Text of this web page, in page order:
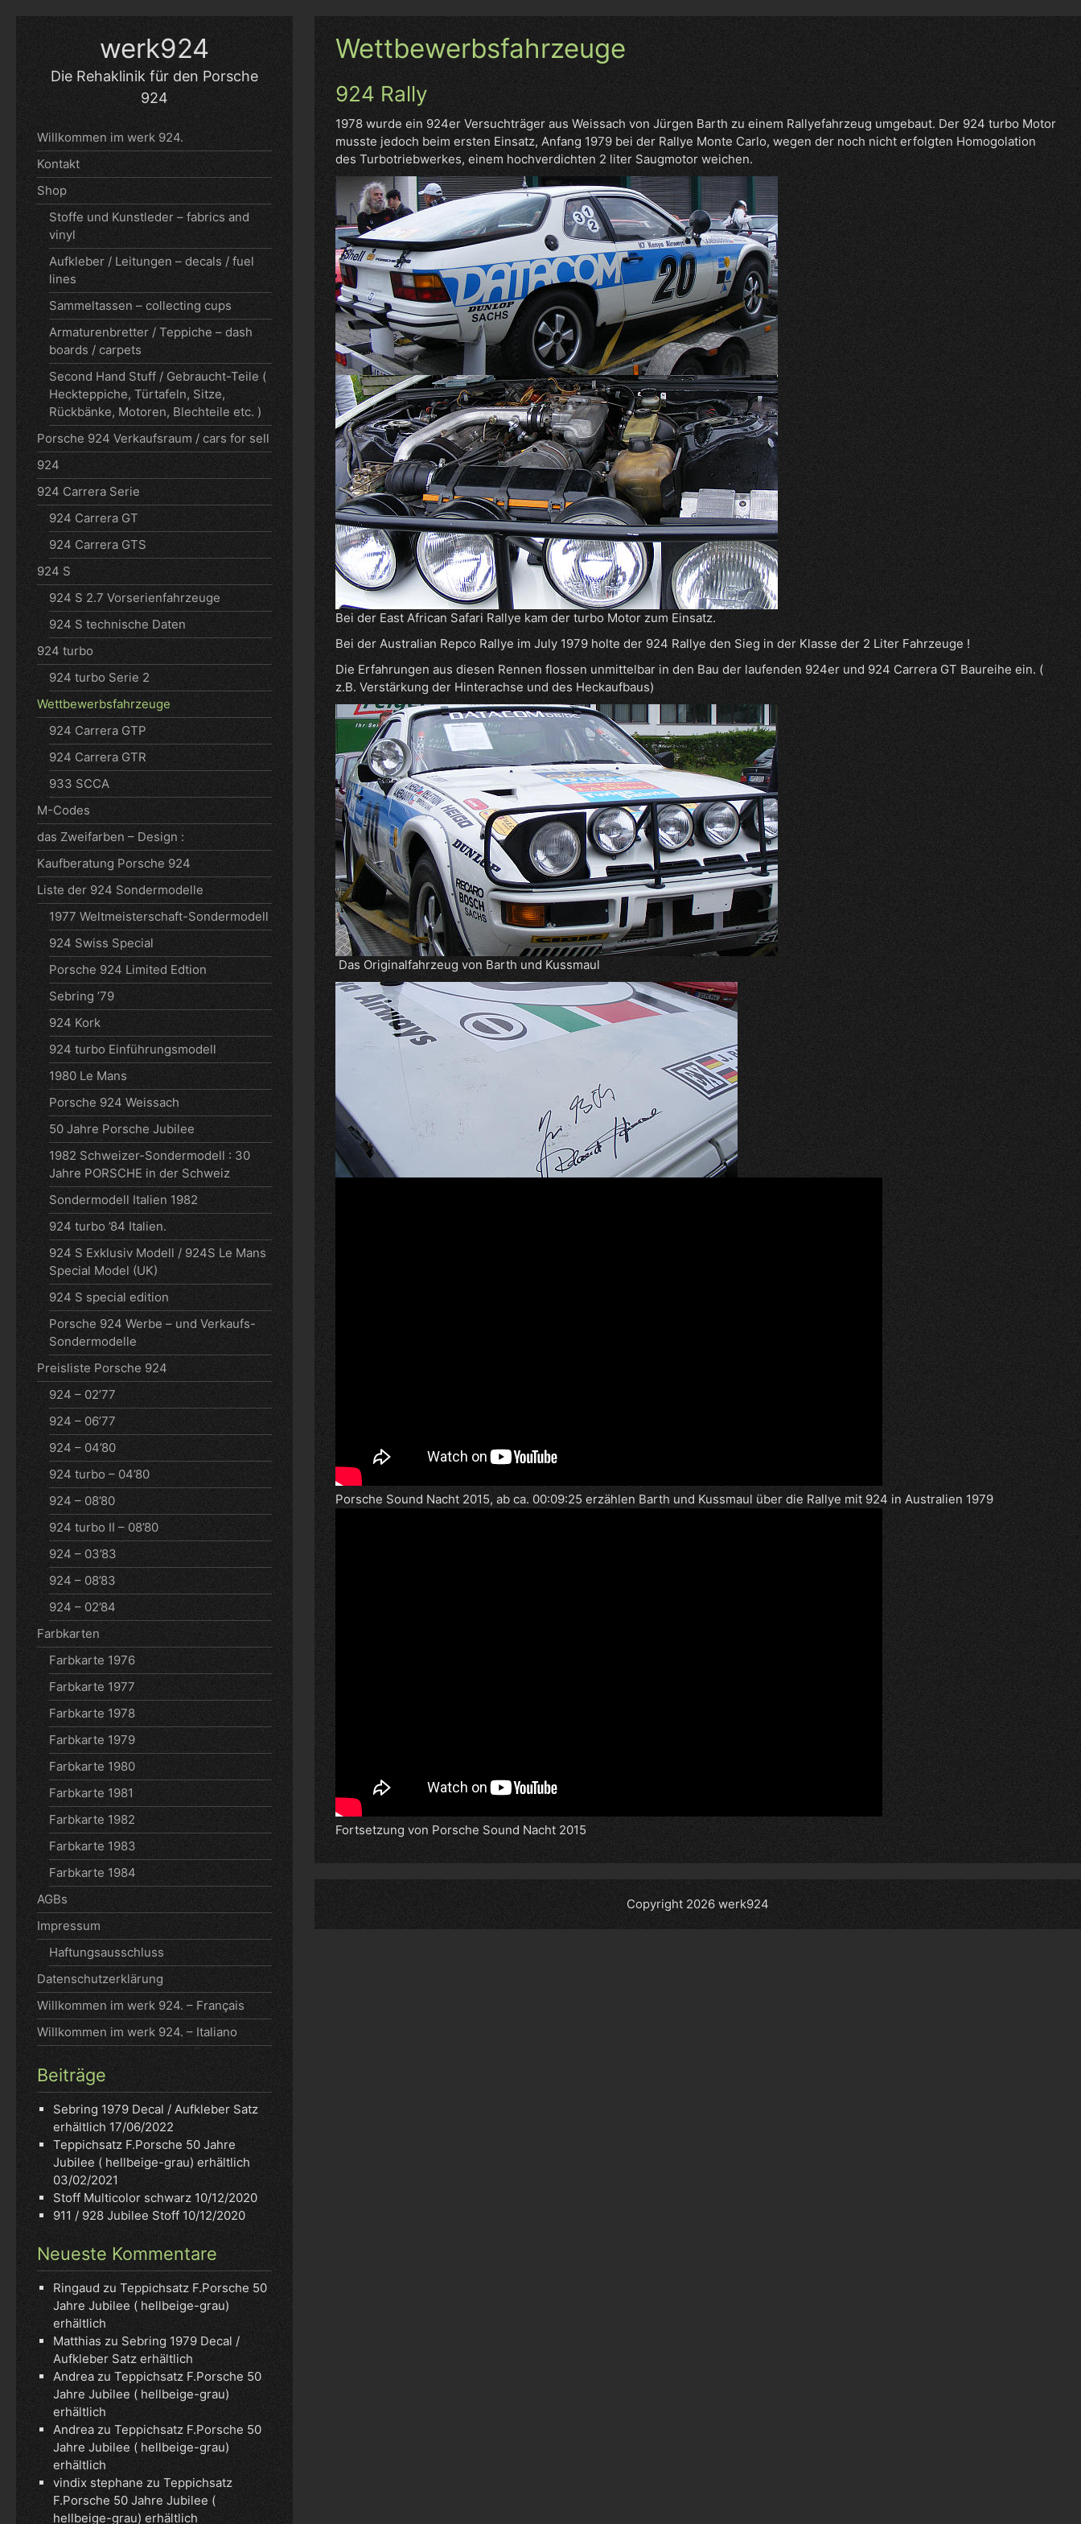
werk924
Die Rehaklinik für den Porsche
924
Willkommen im werk 924.
Kontakt
Shop
Stoffe und Kunstleder – fabrics and
vinyl
Aufkleber / Leitungen – decals / fuel
lines
Sammeltassen – collecting cups
Armaturenbretter / Teppiche – dash
boards / carpets
Second Hand Stuff / Gebraucht-Teile (
Heckteppiche, Türtafeln, Sitze,
Rückbänke, Motoren, Blechteile etc. )
Porsche 924 Verkaufsraum / cars for sell
924
924 Carrera Serie
924 Carrera GT
924 Carrera GTS
924 S
924 S 2.7 Vorserienfahrzeuge
924 S technische Daten
924 turbo
924 turbo Serie 2
Wettbewerbsfahrzeuge
924 Carrera GTP
924 Carrera GTR
933 SCCA
M-Codes
das Zweifarben – Design :
Kaufberatung Porsche 924
Liste der 924 Sondermodelle
1977 Weltmeisterschaft-Sondermodell
924 Swiss Special
Porsche 924 Limited Edtion
Sebring ’79
924 Kork
924 turbo Einführungsmodell
1980 Le Mans
Porsche 924 Weissach
50 Jahre Porsche Jubilee
1982 Schweizer-Sondermodell : 30
Jahre PORSCHE in der Schweiz
Sondermodell Italien 1982
924 turbo ’84 Italien.
924 S Exklusiv Modell / 924S Le Mans
Special Model (UK)
924 S special edition
Porsche 924 Werbe – und Verkaufs-
Sondermodelle
Preisliste Porsche 924
924 – 02’77
924 – 06’77
924 – 04’80
924 turbo – 04’80
924 – 08’80
924 turbo II – 08’80
924 – 03’83
924 – 08’83
924 – 02’84
Farbkarten
Farbkarte 1976
Farbkarte 1977
Farbkarte 1978
Farbkarte 1979
Farbkarte 1980
Farbkarte 1981
Farbkarte 1982
Farbkarte 1983
Farbkarte 1984
AGBs
Impressum
Haftungsausschluss
Datenschutzerklärung
Willkommen im werk 924. – Français
Willkommen im werk 924. – Italiano
Beiträge
Sebring 1979 Decal / Aufkleber Satz
erhältlich 17/06/2022
Teppichsatz F.Porsche 50 Jahre
Jubilee ( hellbeige-grau) erhältlich
03/02/2021
Stoff Multicolor schwarz 10/12/2020
911 / 928 Jubilee Stoff 10/12/2020
Neueste Kommentare
RingaudzuTeppichsatz F.Porsche 50
Jahre Jubilee ( hellbeige-grau)
erhältlich
Matthias zu Sebring 1979 Decal /
Aufkleber Satz erhältlich
AndreazuTeppichsatz F.Porsche 50
Jahre Jubilee ( hellbeige-grau)
erhältlich
Andrea zuTeppichsatz F.Porsche 50
Jahre Jubilee ( hellbeige-grau)
erhältlich
vindix stephane zuTeppichsatz
F.Porsche 50 Jahre Jubilee (
hellbeige-grau) erhältlich
Wettbewerbsfahrzeuge
924 Rally
1978 wurde ein 924er Versuchträger aus Weissach von Jürgen Barth zu einem Rallyefahrzeug umgebaut. Der 924 turbo Motor
musste jedoch beim ersten Einsatz, Anfang 1979 bei der Rallye Monte Carlo, wegen der noch nicht erfolgten Homogolation
des Turbotriebwerkes, einem hochverdichten 2 liter Saugmotor weichen.
Bei der East African Safari Rallye kam der turbo Motor zum Einsatz.
Bei der Australian Repco Rallye im July 1979 holte der 924 Rallye den Sieg in der Klasse der 2 Liter Fahrzeuge !
Die Erfahrungen aus diesen Rennen flossen unmittelbar in den Bau der laufenden 924er und 924 Carrera GT Baureihe ein. (
z.B. Verstärkung der Hinterachse und des Heckaufbaus)
Das Originalfahrzeug von Barth und Kussmaul
Porsche Sound Nacht 2015, ab ca. 00:09:25 erzählen Barth und Kussmaul über die Rallye mit 924 in Australien 1979
Fortsetzung von Porsche Sound Nacht 2015
Copyright 2026 werk924